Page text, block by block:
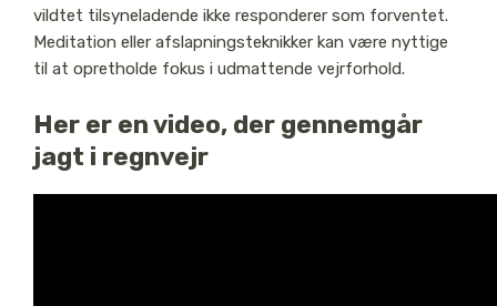
vildtet tilsyneladende ikke responderer som forventet.
Meditation eller afslapningsteknikker kan være nyttige
til at opretholde fokus i udmattende vejrforhold.
Her er en video, der gennemgår
jagt i regnvejr